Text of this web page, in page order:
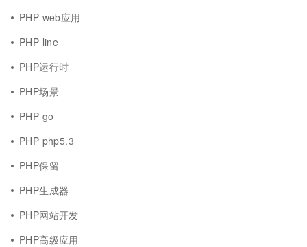
PHP web应用
PHP line
PHP运行时
PHP场景
PHP go
PHP php5.3
PHP保留
PHP生成器
PHP网站开发
PHP高级应用